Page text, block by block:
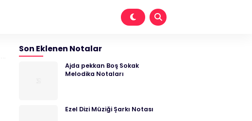
Son Eklenen Notalar
Ajda pekkan Boş Sokak
Melodika Notaları
Ezel Dizi Müziği Şarkı Notası